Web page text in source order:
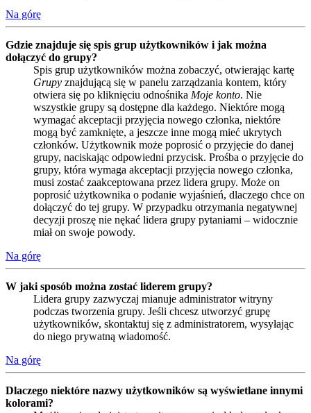
Na górę
Gdzie znajduje się spis grup użytkowników i jak można
dołączyć do grupy?
Spis grup użytkowników można zobaczyć, otwierając kartę
Grupy znajdującą się w panelu zarządzania kontem, który
otwiera się po kliknięciu odnośnika Moje konto. Nie
wszystkie grupy są dostępne dla każdego. Niektóre mogą
wymagać akceptacji przyjęcia nowego członka, niektóre
mogą być zamknięte, a jeszcze inne mogą mieć ukrytych
członków. Użytkownik może poprosić o przyjęcie do danej
grupy, naciskając odpowiedni przycisk. Prośba o przyjęcie do
grupy, która wymaga akceptacji przyjęcia nowego członka,
musi zostać zaakceptowana przez lidera grupy. Może on
poprosić użytkownika o podanie wyjaśnień, dlaczego chce on
dołączyć do tej grupy. W przypadku otrzymania negatywnej
decyzji proszę nie nękać lidera grupy pytaniami – widocznie
miał on swoje powody.
Na górę
W jaki sposób można zostać liderem grupy?
Lidera grupy zazwyczaj mianuje administrator witryny
podczas tworzenia grupy. Jeśli chcesz utworzyć grupę
użytkowników, skontaktuj się z administratorem, wysyłając
do niego prywatną wiadomość.
Na górę
Dlaczego niektóre nazwy użytkowników są wyświetlane innymi
kolorami?